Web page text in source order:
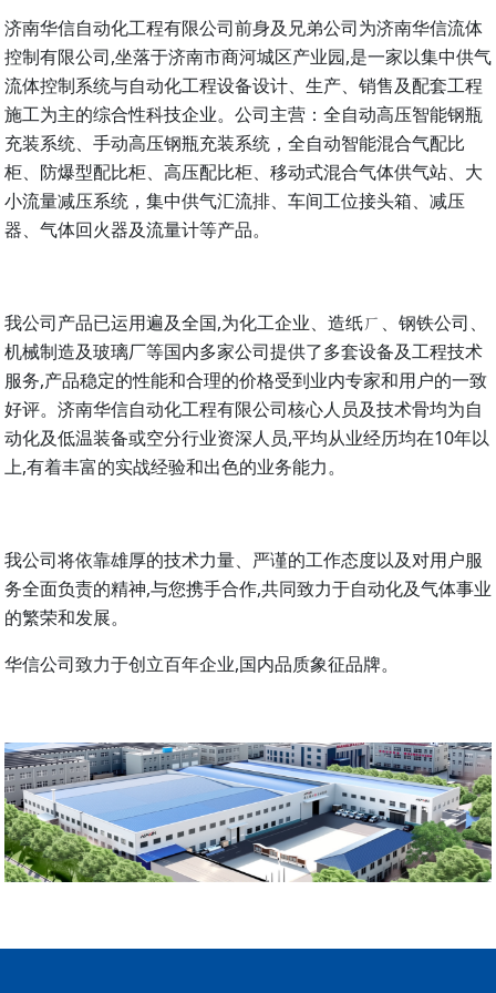
济南华信自动化工程有限公司前身及兄弟公司为济南华信流体
控制有限公司,坐落于济南市商河城区产业园,是一家以集中供气
流体控制系统与自动化工程设备设计、生产、销售及配套工程
施工为主的综合性科技企业。公司主营：全自动高压智能钢瓶
充装系统、手动高压钢瓶充装系统，全自动智能混合气配比
柜、防爆型配比柜、高压配比柜、移动式混合气体供气站、大
小流量减压系统，集中供气汇流排、车间工位接头箱、减压
器、气体回火器及流量计等产品。
我公司产品已运用遍及全国,为化工企业、造纸ㄏ、钢铁公司、
机械制造及玻璃厂等国内多家公司提供了多套设备及工程技术
服务,产品稳定的性能和合理的价格受到业内专家和用户的一致
好评。济南华信自动化工程有限公司核心人员及技术骨均为自
动化及低温装备或空分行业资深人员,平均从业经历均在10年以
上,有着丰富的实战经验和出色的业务能力。
我公司将依靠雄厚的技术力量、严谨的工作态度以及对用户服
务全面负责的精神,与您携手合作,共同致力于自动化及气体事业
的繁荣和发展。
华信公司致力于创立百年企业,国内品质象征品牌。